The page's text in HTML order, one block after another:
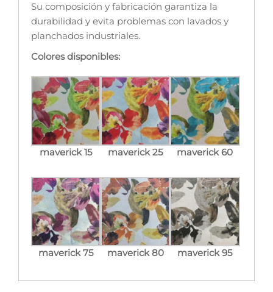
Su composición y fabricación garantiza la
durabilidad y evita problemas con lavados y
planchados industriales.
Colores disponibles:
maverick 15 maverick 25 maverick 60
maverick 75 maverick 80 maverick 95